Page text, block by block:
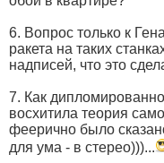
6. Вопрос только к
ракета на таких
надписей, что это
7. Как
восхитила теория
феерично было
для ума - в стерео)))...